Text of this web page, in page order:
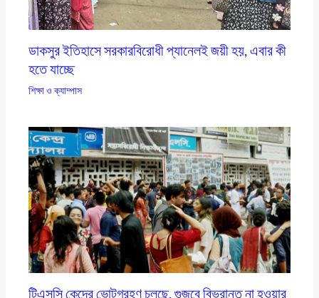
ডাকসুর ইতিহাসে সরকারবিরোধী প্যানেলই জয়ী হয়, এবার কী
হতে যাচ্ছে
শিক্ষা ও ক্যাম্পাস
টিএসসি কেন্দ্রে ভোটগ্রহণ চলছে, গুজবে বিভ্রান্ত না হওয়ার